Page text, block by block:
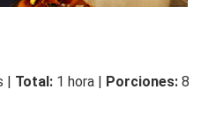
| Total: 1 hora | Porciones: 8